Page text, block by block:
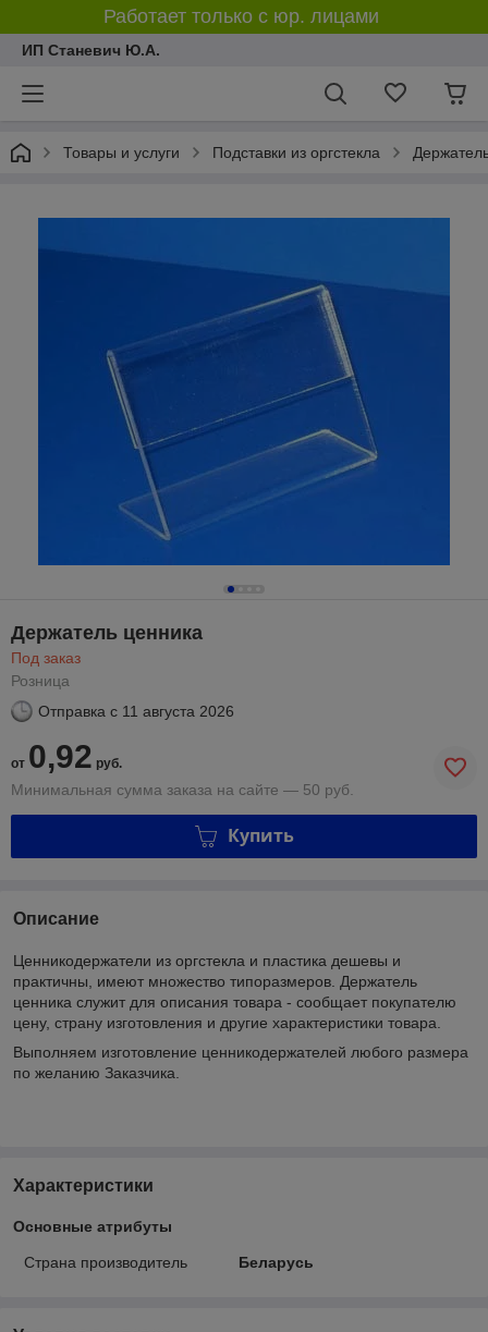
Работает только с юр. лицами
ИП Станевич Ю.А.
Товары и услуги Подставки из оргстекла
Держатель ценника
Под заказ
Розница
Отправка с 11 августа 2026
от 0,92 руб.
Минимальная сумма заказа на сайте — 50 руб.
Купить
Описание
Ценникодержатели из оргстекла и пластика дешевы и
практичны, имеют множество типоразмеров. Держатель
ценника служит для описания товара - сообщает покупателю
цену, страну изготовления и другие характеристики товара.
Выполняем изготовление ценникодержателей любого размера
по желанию Заказчика.
Характеристики
Основные атрибуты
Страна производитель Беларусь